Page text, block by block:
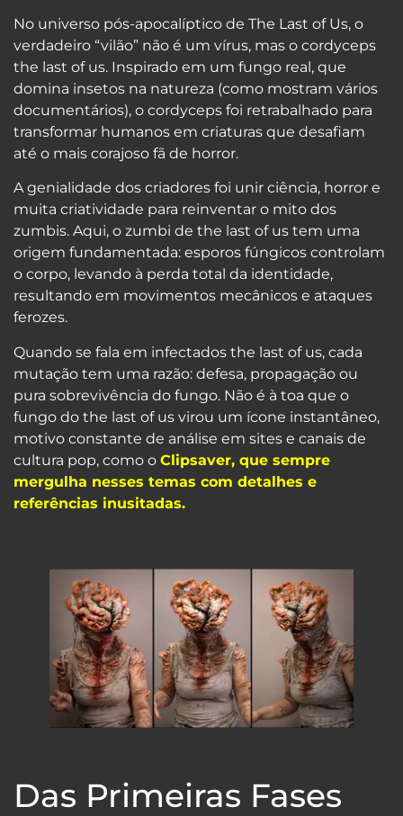
No universo pós-apocalíptico de The Last of Us, o
verdadeiro “vilão” não é um vírus, mas o cordyceps
the last of us. Inspirado em um fungo real, que
domina insetos na natureza (como mostram vários
documentários), o cordyceps foi retrabalhado para
transformar humanos em criaturas que desafiam
até o mais corajoso fã de horror.
A genialidade dos criadores foi unir ciência, horror e
muita criatividade para reinventar o mito dos
zumbis. Aqui, o zumbi de the last of us tem uma
origem fundamentada: esporos fúngicos controlam
o corpo, levando à perda total da identidade,
resultando em movimentos mecânicos e ataques
ferozes.
Quando se fala em infectados the last of us, cada
mutação tem uma razão: defesa, propagação ou
pura sobrevivência do fungo. Não é à toa que o
fungo do the last of us virou um ícone instantâneo,
motivo constante de análise em sites e canais de
cultura pop, como o Clipsaver, que sempre
mergulha nesses temas com detalhes e
referências inusitadas.
Das Primeiras Fases